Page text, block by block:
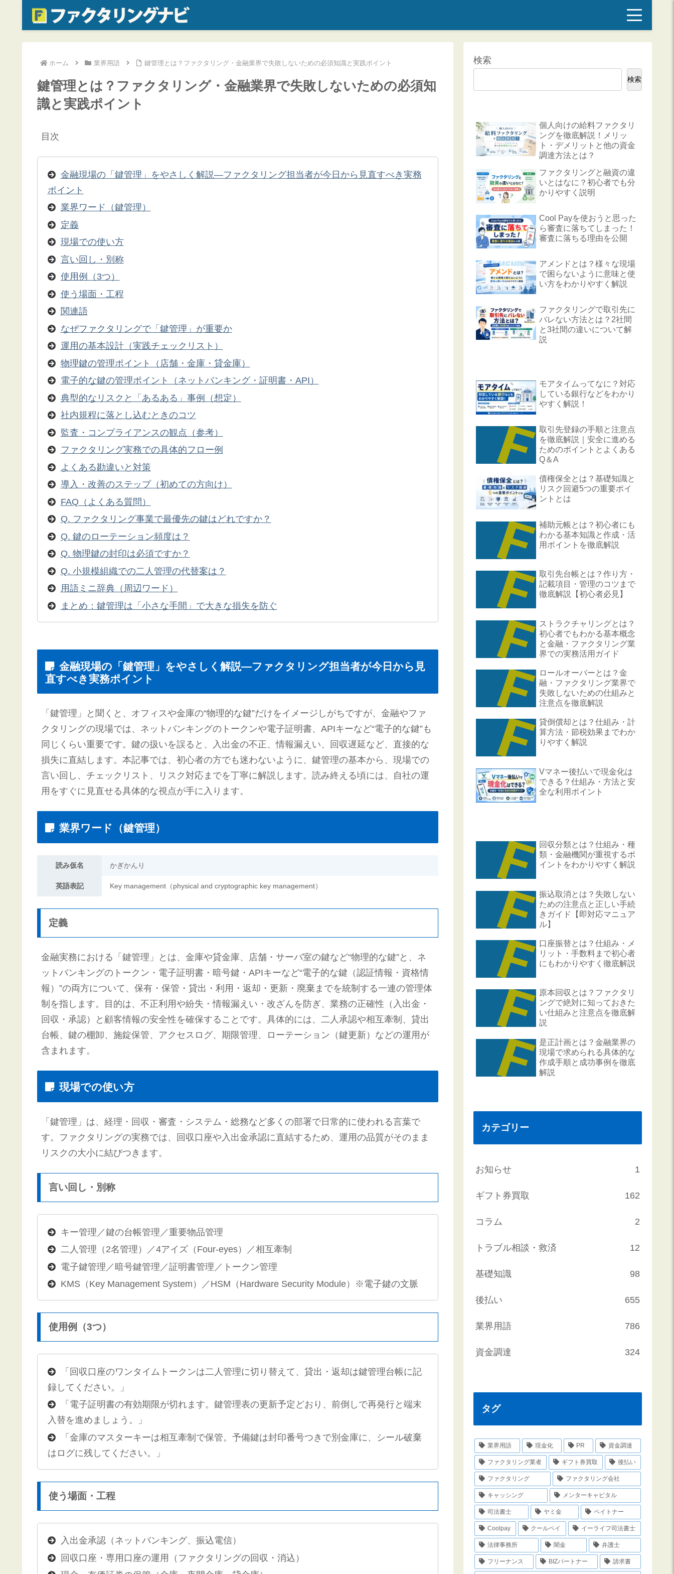
ホーム 業界用語 鍵管理とは？ファクタリング・金融業界で失敗しないための必須知識と実践ポイント
鍵管理とは？ファクタリング・金融業界で失敗しないための必須知
識と実践ポイント
目次
金融現場の「鍵管理」をやさしく解説—ファクタリング担当者が今日から見直すべき実務
ポイント
業界ワード（鍵管理）
定義
現場での使い方
言い回し・別称
使用例（3つ）
使う場面・工程
関連語
なぜファクタリングで「鍵管理」が重要か
運用の基本設計（実践チェックリスト）
物理鍵の管理ポイント（店舗・金庫・貸金庫）
電子的な鍵の管理ポイント（ネットバンキング・証明書・API）
典型的なリスクと「あるある」事例（想定）
社内規程に落とし込むときのコツ
監査・コンプライアンスの観点（参考）
ファクタリング実務での具体的フロー例
よくある勘違いと対策
導入・改善のステップ（初めての方向け）
FAQ（よくある質問）
Q. ファクタリング事業で最優先の鍵はどれですか？
Q. 鍵のローテーション頻度は？
Q. 物理鍵の封印は必須ですか？
Q. 小規模組織での二人管理の代替案は？
用語ミニ辞典（周辺ワード）
まとめ：鍵管理は「小さな手間」で大きな損失を防ぐ
金融現場の「鍵管理」をやさしく解説—ファクタリング担当者が今日から見
直すべき実務ポイント
「鍵管理」と聞くと、オフィスや金庫の“物理的な鍵”だけをイメージしがちですが、金融やファ
クタリングの現場では、ネットバンキングのトークンや電子証明書、APIキーなど“電子的な鍵”も
同じくらい重要です。鍵の扱いを誤ると、入出金の不正、情報漏えい、回収遅延など、直接的な
損失に直結します。本記事では、初心者の方でも迷わないように、鍵管理の基本から、現場での
言い回し、チェックリスト、リスク対応までを丁寧に解説します。読み終える頃には、自社の運
用をすぐに見直せる具体的な視点が手に入ります。
業界ワード（鍵管理）
読み仮名 かぎかんり
英語表記 Key management（physical and cryptographic key management）
定義
金融実務における「鍵管理」とは、金庫や貸金庫、店舗・サーバ室の鍵など“物理的な鍵”と、ネ
ットバンキングのトークン・電子証明書・暗号鍵・APIキーなど“電子的な鍵（認証情報・資格情
報）”の両方について、保有・保管・貸出・利用・返却・更新・廃棄までを統制する一連の管理体
制を指します。目的は、不正利用や紛失・情報漏えい・改ざんを防ぎ、業務の正確性（入出金・
回収・承認）と顧客情報の安全性を確保することです。具体的には、二人承認や相互牽制、貸出
台帳、鍵の棚卸、施錠保管、アクセスログ、期限管理、ローテーション（鍵更新）などの運用が
含まれます。
現場での使い方
「鍵管理」は、経理・回収・審査・システム・総務など多くの部署で日常的に使われる言葉で
す。ファクタリングの実務では、回収口座や入出金承認に直結するため、運用の品質がそのまま
リスクの大小に結びつきます。
言い回し・別称
キー管理／鍵の台帳管理／重要物品管理
二人管理（2名管理）／4アイズ（Four-eyes）／相互牽制
電子鍵管理／暗号鍵管理／証明書管理／トークン管理
KMS（Key Management System）／HSM（Hardware Security Module）※電子鍵の文脈
使用例（3つ）
「回収口座のワンタイムトークンは二人管理に切り替えて、貸出・返却は鍵管理台帳に記
録してください。」
「電子証明書の有効期限が切れます。鍵管理表の更新予定どおり、前倒しで再発行と端末
入替を進めましょう。」
「金庫のマスターキーは相互牽制で保管。予備鍵は封印番号つきで別金庫に、シール破棄
はログに残してください。」
使う場面・工程
入出金承認（ネットバンキング、振込電信）
回収口座・専用口座の運用（ファクタリングの回収・消込）
検索
検索
個人向けの給料ファクタリ
ングを徹底解説！メリッ
ト・デメリットと他の資金
調達方法とは？
ファクタリングと融資の違
いとはなに？初心者でも分
かりやすく説明
Cool Payを使おうと思った
ら審査に落ちてしまった！
審査に落ちる理由を公開
アメンドとは？様々な現場
で困らないように意味と使
い方をわかりやすく解説
ファクタリングで取引先に
バレない方法とは？2社間
と3社間の違いについて解
説
モアタイムってなに？対応
している銀行などをわかり
やすく解説！
取引先登録の手順と注意点
を徹底解説｜安全に進める
ためのポイントとよくある
Q＆A
債権保全とは？基礎知識と
リスク回避5つの重要ポイ
ントとは
補助元帳とは？初心者にも
わかる基本知識と作成・活
用ポイントを徹底解説
取引先台帳とは？作り方・
記載項目・管理のコツまで
徹底解説【初心者必見】
ストラクチャリングとは？
初心者でもわかる基本概念
と金融・ファクタリング業
界での実務活用ガイド
ロールオーバーとは？金
融・ファクタリング業界で
失敗しないための仕組みと
注意点を徹底解説
貸倒償却とは？仕組み・計
算方法・節税効果までわか
りやすく解説
Vマネー後払いで現金化は
できる？仕組み・方法と安
全な利用ポイント
回収分類とは？仕組み・種
類・金融機関が重視するポ
イントをわかりやすく解説
振込取消とは？失敗しない
ための注意点と正しい手続
きガイド【即対応マニュア
ル】
口座振替とは？仕組み・メ
リット・手数料まで初心者
にもわかりやすく徹底解説
原本回収とは？ファクタリ
ングで絶対に知っておきた
い仕組みと注意点を徹底解
説
是正計画とは？金融業界の
現場で求められる具体的な
作成手順と成功事例を徹底
解説
カテゴリー
お知らせ 1
ギフト券買取 162
コラム 2
トラブル相談・救済 12
基礎知識 98
後払い 655
業界用語 786
資金調達 324
タグ
業界用語 現金化 PR 資金調達
ファクタリング業者 ギフト券買取 後払い
ファクタリング ファクタリング会社
キャッシング メンターキャピタル
司法書士 ヤミ金 ペイトナー
Coolpay クールペイ イーライフ司法書士
法律事務所 闇金 弁護士
フリーナンス BIZパートナー 請求書